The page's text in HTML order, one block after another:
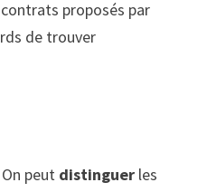
proposés par
de trouver
peut distinguer les